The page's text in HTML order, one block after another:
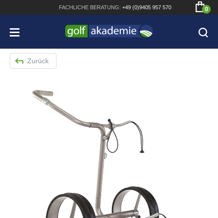
FACHLICHE BERATUNG: +49 (0)9405 957 570 0
Bridgestone JGR Driver 2018
Cobra King F8+ Driver
Titleist Pro V1x mit gratis Schriftaufdruck
Bennington Waterproof QO14 Sport Cartbag
Zurück